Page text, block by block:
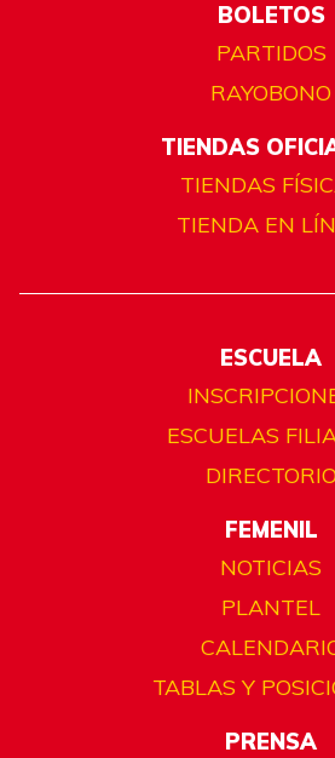
BOLETOS
PARTIDOS
RAYOBONO
TIENDAS
TIENDAS
TIENDA EN
ESCUELA
ESCUELAS
DIRECTORIO
FEMENIL
NOTICIAS
PLANTEL
TABLAS Y
PRENSA